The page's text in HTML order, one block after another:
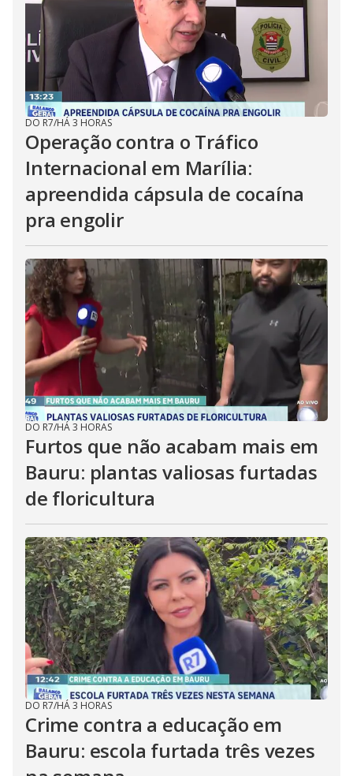
DO R7/HÁ 3 HORAS
Operação contra o Tráfico
Internacional em Marília:
apreendida cápsula de cocaína
pra engolir
DO R7/HÁ 3 HORAS
Furtos que não acabam mais em
Bauru: plantas valiosas furtadas
de floricultura
DO R7/HÁ 3 HORAS
Crime contra a educação em
Bauru: escola furtada três vezes